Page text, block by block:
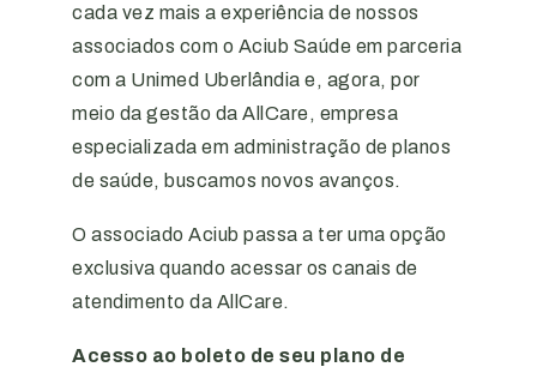
cada vez mais a experiência de nossos
associados com o Aciub Saúde em parceria
com a Unimed Uberlândia e, agora, por
meio da gestão da AllCare, empresa
especializada em administração de planos
de saúde, buscamos novos avanços.
O associado Aciub passa a ter uma opção
exclusiva quando acessar os canais de
atendimento da AllCare.
Acesso ao boleto de seu plano de